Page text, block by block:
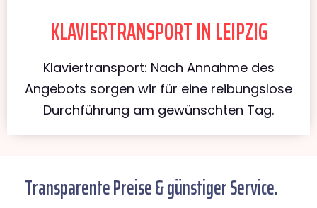
KLAVIERTRANSPORT IN LEIPZIG
Klaviertransport: Nach Annahme des
Angebots sorgen wir für eine reibungslose
Durchführung am gewünschten Tag.
Transparente Preise & günstiger Service.